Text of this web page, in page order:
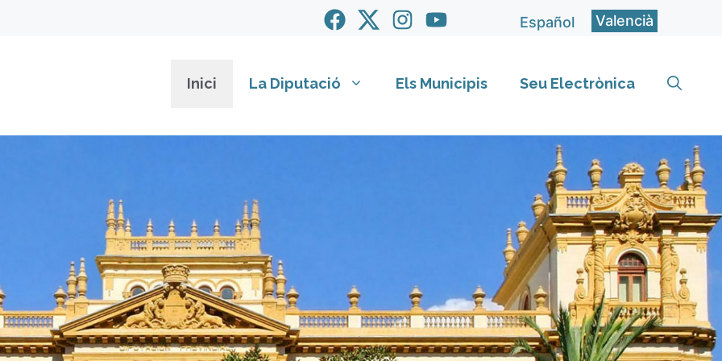
Español Valencià
Inici La Diputació Els Municipis Seu Electrònica